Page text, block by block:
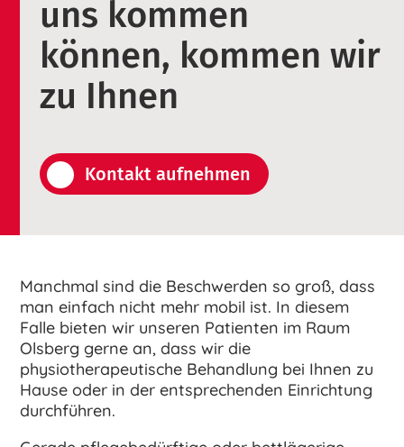
uns kommen
können, kommen wir
zu Ihnen
Kontakt aufnehmen
Manchmal sind die Beschwerden so groß, dass
man einfach nicht mehr mobil ist. In diesem
Falle bieten wir unseren Patienten im Raum
Olsberg gerne an, dass wir die
physiotherapeutische Behandlung bei Ihnen zu
Hause oder in der entsprechenden Einrichtung
durchführen.